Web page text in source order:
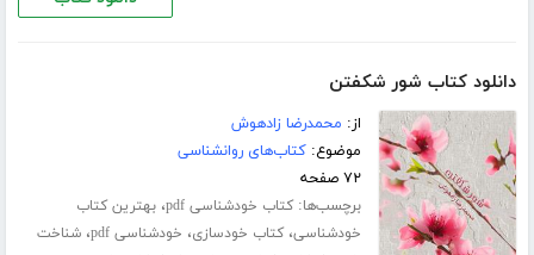
دانلود کتاب شور شکفتن
از: محمدرضا زادهوش
موضوع:کتاب‌های روانشناسی
۷۲ صفحه
برچسب‌ها:کتاب خودشناسی pdf ،بهترین کتاب
خودشناسی،کتاب خودسازی، خودشناسی pdf ،شناخت